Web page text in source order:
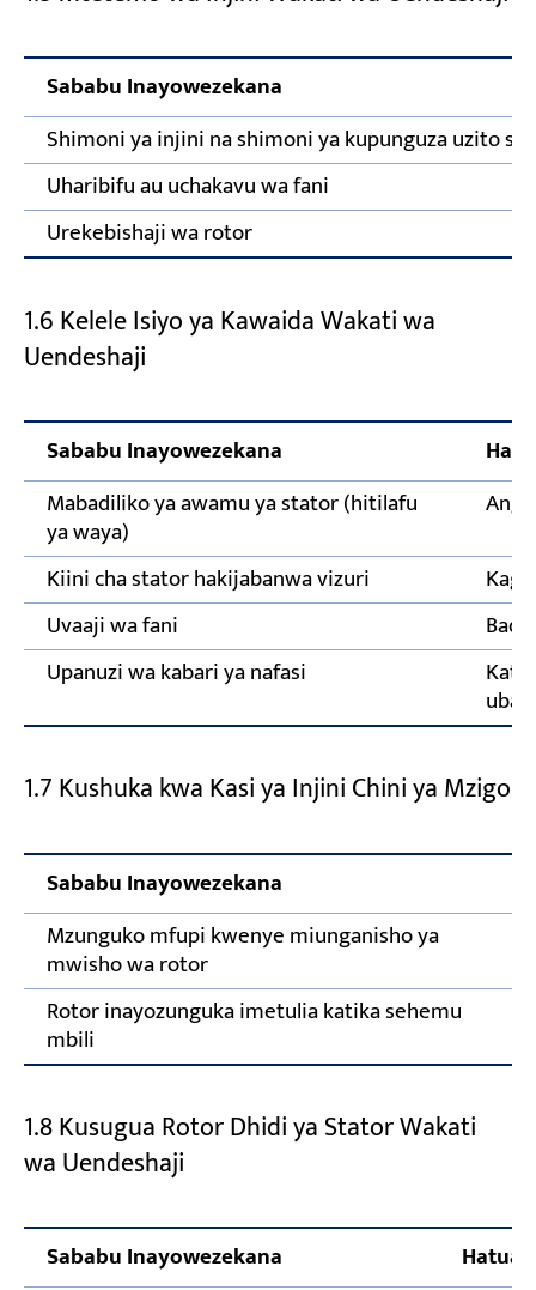
Sababu Inayowezekana
Shimoni ya injini na shimoni ya kupunguza uzito si
Uharibifu au uchakavu wa fani
Urekebishaji wa rotor
1.6 Kelele Isiyo ya Kawaida Wakati wa
Uendeshaji
Sababu Inayowezekana
Mabadiliko ya awamu ya stator (hitilafu
ya waya)
Kiini cha stator hakijabanwa vizuri
Uvaaji wa fani
Upanuzi wa kabari ya nafasi
1.7 Kushuka kwa Kasi ya Injini Chini ya Mzigo
Sababu Inayowezekana
Mzunguko mfupi kwenye miunganisho ya
mwisho wa rotor
Rotor inayozunguka imetulia katika sehemu
mbili
1.8 Kusugua Rotor Dhidi ya Stator Wakati
wa Uendeshaji
Sababu Inayowezekana
Hatua